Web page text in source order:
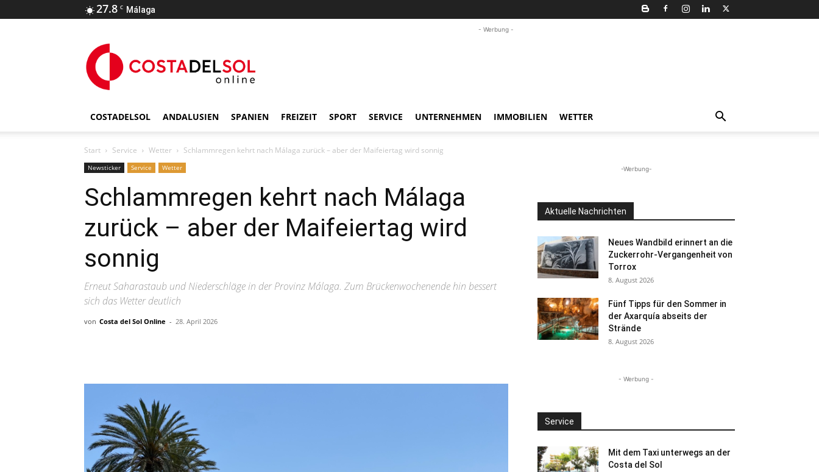
27.8 C Málaga
- Werbung -
COSTADELSOL ANDALUSIEN SPANIEN FREIZEIT SPORT SERVICE UNTERNEHMEN IMMOBILIEN WETTER
Start Service Wetter Schlammregen kehrt nach Málaga zurück – aber der Maifeiertag wird sonnig
Newsticker Service Wetter
Schlammregen kehrt nach Málaga
zurück – aber der Maifeiertag wird
sonnig
Erneut Saharastaub und Niederschläge in der Provinz Málaga. Zum Brückenwochenende hin bessert
sich das Wetter deutlich
von Costa del Sol Online - 28. April 2026
-Werbung-
Aktuelle Nachrichten
Neues Wandbild erinnert an die
Zuckerrohr-Vergangenheit von
Torrox
8. August 2026
Fünf Tipps für den Sommer in
der Axarquía abseits der
Strände
8. August 2026
- Werbung -
Service
Mit dem Taxi unterwegs an der
Costa del Sol